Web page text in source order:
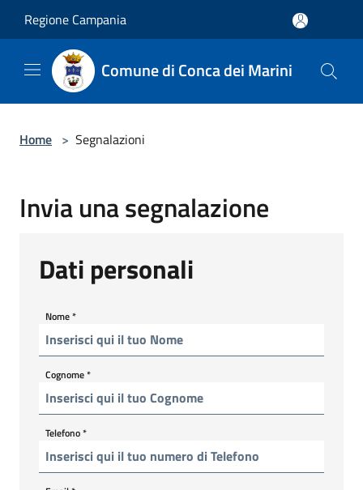
Regione Campania
Comune di Conca dei Marini
Home > Segnalazioni
Invia una segnalazione
Dati personali
Nome*
Cognome*
Telefono*